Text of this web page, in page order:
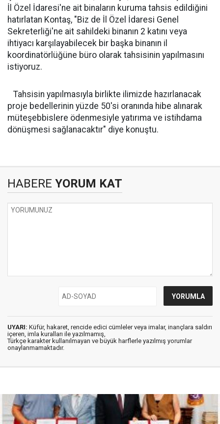
İl Özel İdaresi'ne ait binaların kuruma tahsis edildiğini
hatırlatan Kontaş, "Biz de İl Özel İdaresi Genel
Sekreterliği'ne ait sahildeki binanın 2 katını veya
ihtiyacı karşılayabilecek bir başka binanın il
koordinatörlüğüne büro olarak tahsisinin yapılmasını
istiyoruz.
Tahsisin yapılmasıyla birlikte ilimizde hazırlanacak
proje bedellerinin yüzde 50'si oranında hibe alınarak
müteşebbislere ödenmesiyle yatırıma ve istihdama
dönüşmesi sağlanacaktır" diye konuştu.
HABERE YORUM KAT
UYARI: Küfür, hakaret, rencide edici cümleler veya imalar, inançlara saldırı
içeren, imla kuralları ile yazılmamış,
Türkçe karakter kullanılmayan ve büyük harflerle yazılmış yorumlar
onaylanmamaktadır.